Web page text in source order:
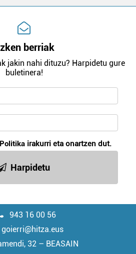
berriak
jakin nahi dituzu? Harpidetu gure
buletinera!
irakurri eta onartzen dut.
Harpidetu
943 16 00 56
goierri@hitza.eus
32 – BEASAIN